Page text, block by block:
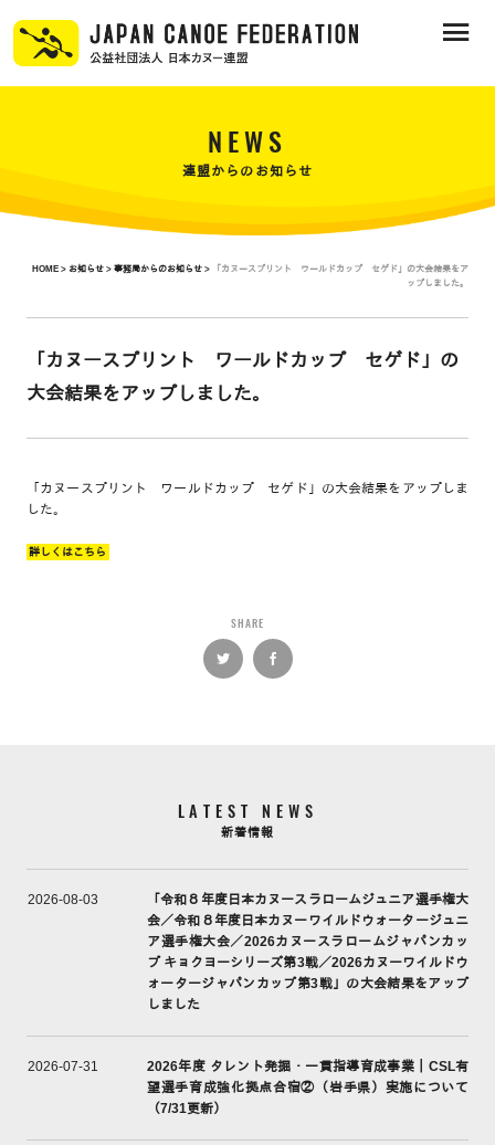
NEWS
連盟からのお知らせ
HOME > お知らせ > 事務局からのお知らせ >
「カヌースプリント ワールドカップ セゲド」の大会結果をア
ップしました。
「カヌースプリント ワールドカップ セゲド」の
大会結果をアップしました。
「カヌースプリント ワールドカップ セゲド」の大会結果をアップしま
した。
詳しくはこちら
SHARE
LATEST NEWS
新着情報
2026-08-03
「令和８年度日本カヌースラロームジュニア選手権大
会／令和８年度日本カヌーワイルドウォータージュニ
ア選手権大会／2026カヌースラロームジャパンカッ
プ キョクヨーシリーズ第3戦／2026カヌーワイルドウ
ォータージャパンカップ第3戦」の大会結果をアップ
しました
2026-07-31
2026年度 タレント発掘・一貫指導育成事業｜CSL有
望選手育成強化拠点合宿②（岩手県）実施について
（7/31更新）